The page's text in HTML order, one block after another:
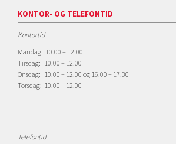
KONTOR- OG TELEFONTID
Kontortid
Mandag: 10.00 – 12.00
Tirsdag: 10.00 – 12.00
Onsdag: 10.00 – 12.00 og 16.00 – 17.30
Torsdag: 10.00 – 12.00
Telefontid